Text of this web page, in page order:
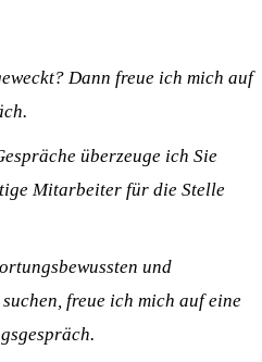
Dann freue ich mich auf
überzeuge ich Sie
Mitarbeiter für die Stelle
und
freue ich mich auf eine